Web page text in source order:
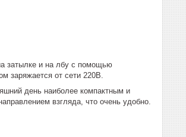
затылке и на лбу с помощью
заряжается от сети 220В.
день наиболее компактным и
взгляда, что очень удобно.